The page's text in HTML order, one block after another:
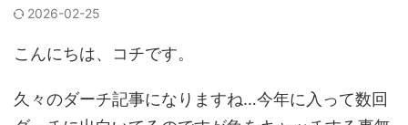
2026-02-25
こんにちは、コチです。
久々のダーチ記事になりますね…今年に入って数回